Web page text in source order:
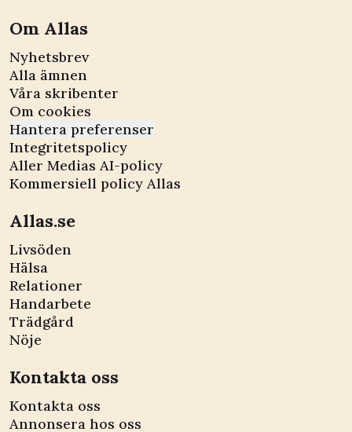
Om Allas
Nyhetsbrev
Alla ämnen
Våra skribenter
Om cookies
Hantera preferenser
Integritetspolicy
Aller Medias AI-policy
Kommersiell policy Allas
Allas.se
Livsöden
Hälsa
Relationer
Handarbete
Trädgård
Nöje
Kontakta oss
Kontakta oss
Annonsera hos oss